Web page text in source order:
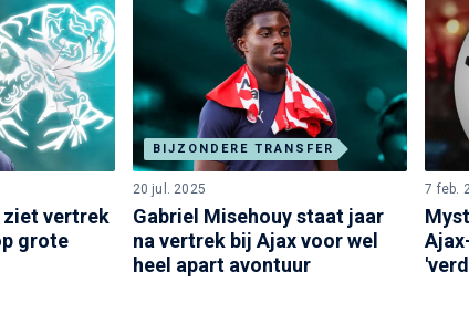
ziet vertrek
grote
BIJZONDERE TRANSFER
20 jul. 2025
Gabriel Misehouy staat jaar
na vertrek bij Ajax voor wel
heel apart avontuur
7 feb.